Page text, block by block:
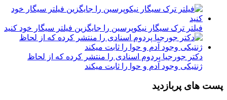
فیلتر ترک سیگار نیکوپرسین را جایگزین فیلتر سیگار خود کنید
دکتر جورجیا پردوم اسنادی را منتشر کرده که از لحاظ
ژنتیکی وجود آدم و حوا را ثابت میکند
پست های پربازدید